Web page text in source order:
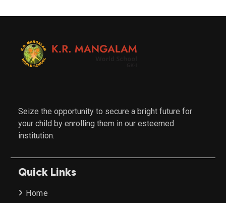
Seize the opportunity to secure a bright future for
your child by enrolling them in our esteemed
institution.
Quick Links
Home